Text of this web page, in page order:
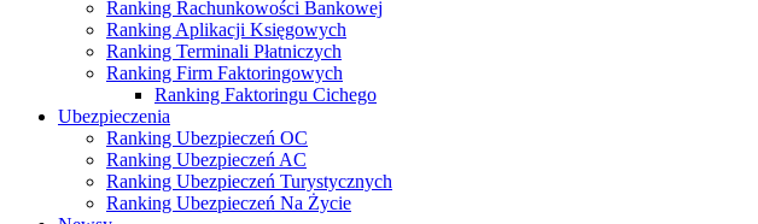
Ranking Rachunkowości Bankowej
Ranking Aplikacji Księgowych
Ranking Terminali Płatniczych
Ranking Firm Faktoringowych
Ranking Faktoringu Cichego
Ubezpieczenia
Ranking Ubezpieczeń OC
Ranking Ubezpieczeń AC
Ranking Ubezpieczeń Turystycznych
Ranking Ubezpieczeń Na Życie